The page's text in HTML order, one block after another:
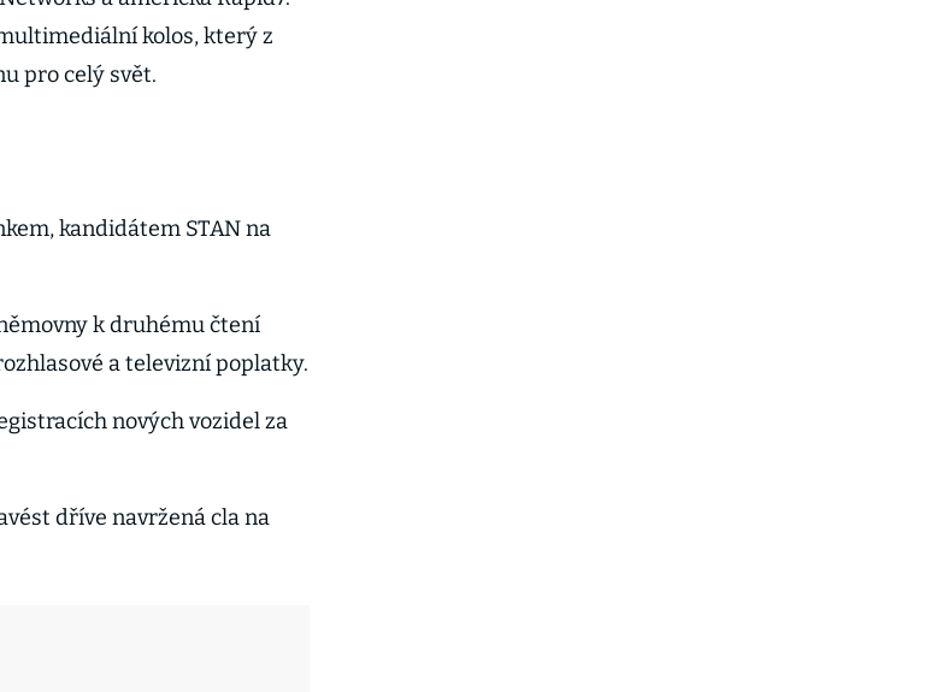
kolos, který z
pro celý svět.
kandidátem STAN na
k druhému čtení
a televizní poplatky.
nových vozidel za
dříve navržená cla na